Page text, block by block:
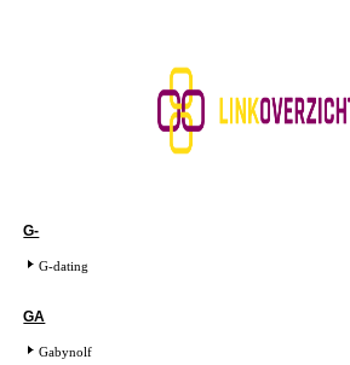
G-
G-dating
GA
Gabynolf